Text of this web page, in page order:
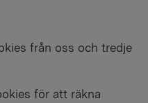
från oss och tredje
för att räkna